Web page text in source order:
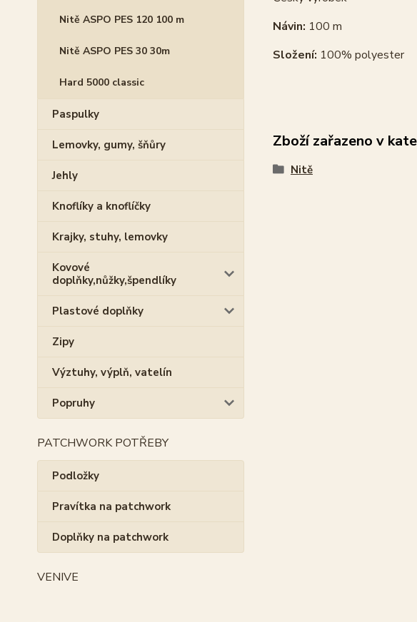
Nitě ASPO PES 120 100 m
Nitě ASPO PES 30 30m
Hard 5000 classic
Paspulky
Lemovky, gumy, šňůry
Jehly
Knoflíky a knoflíčky
Krajky, stuhy, lemovky
Kovové
doplňky,nůžky,špendlíky
Plastové doplňky
Zipy
Výztuhy, výplň, vatelín
Popruhy
PATCHWORK POTŘEBY
Podložky
Pravítka na patchwork
Doplňky na patchwork
VENIVE
Návin: 100 m
Složení: 100% polyester
Zboží zařazeno v
Nitě